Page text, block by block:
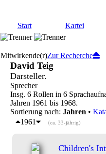
Start Kartei
Mitwirkende(r)Zur Recherche
David Teig
Darsteller.
Sprecher
Insg. 6 Rollen in 6
Jahren 1961 bis 1968.
Sortierung nach:Jahren •
1961
(ca. 33-jährig)
Children's